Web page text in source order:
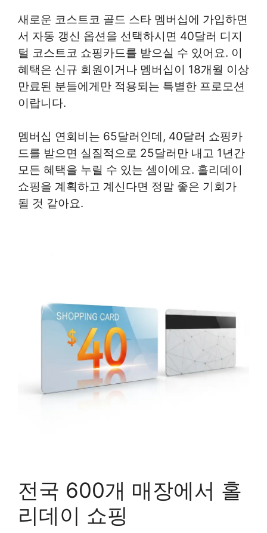
새로운 코스트코 골드 스타 멤버십에 가입하면
서 자동 갱신 옵션을 선택하시면 40달러 디지
털 코스트코 쇼핑카드를 받으실 수 있어요. 이
혜택은 신규 회원이거나 멤버십이 18개월 이상
만료된 분들에게만 적용되는 특별한 프로모션
이랍니다.
멤버십 연회비는 65달러인데, 40달러 쇼핑카
드를 받으면 실질적으로 25달러만 내고 1년간
모든 혜택을 누릴 수 있는 셈이에요. 홀리데이
쇼핑을 계획하고 계신다면 정말 좋은 기회가
될 것 같아요.
전국 600개 매장에서 홀
리데이 쇼핑